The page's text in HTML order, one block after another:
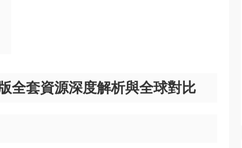
套資源深度解析與全球對比